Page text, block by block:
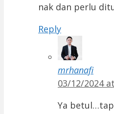
nak dan perlu
Reply
mrhanafi
03/12/2024
Ya